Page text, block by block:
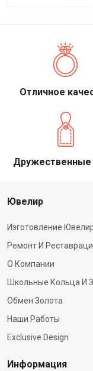
Отличное
Ювелир
Изготовление
Ремонт И
О Компании
Школьные Кольца И
Обмен Золота
Наши Работы
Exclusive Design
Информация